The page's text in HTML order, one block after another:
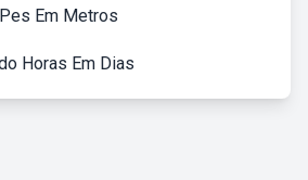
Em Metros
Horas Em Dias